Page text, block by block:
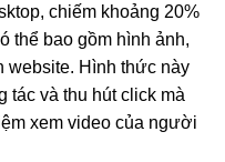
chiếm khoảng 20%
thể bao gồm hình ảnh,
website. Hình thức này
tác và thu hút click mà
xem video của người